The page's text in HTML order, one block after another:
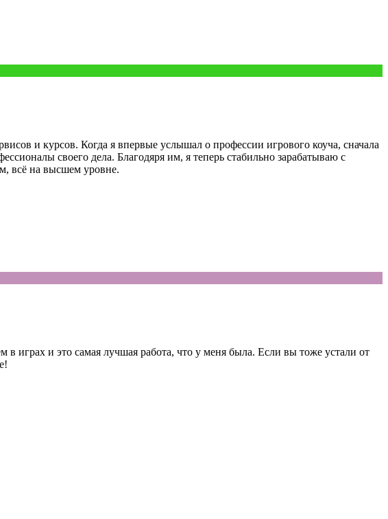
и курсов. Когда я впервые услышал о профессии игрового коуча, сначала
своего дела. Благодяря им, я теперь стабильно зарабатываю с
всё на высшем уровне.
играх и это самая лучшая работа, что у меня была. Если вы тоже устали от